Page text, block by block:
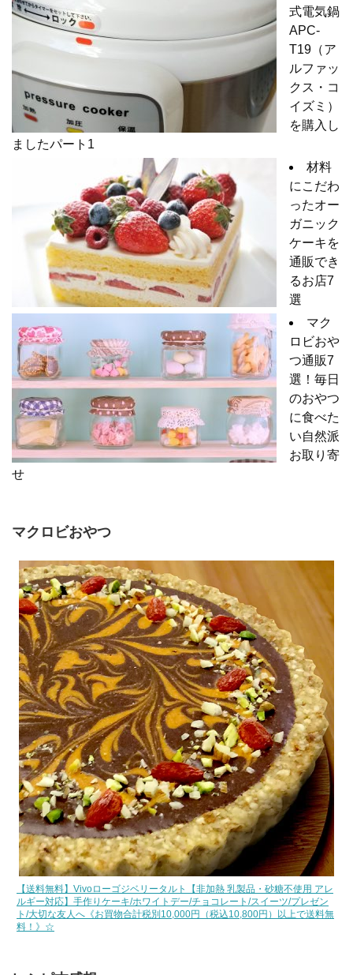
式電気鍋
APC-
T19（ア
ルファッ
クス・コ
イズミ）
を購入し
ましたパート1
材料
にこだわ
ったオー
ガニック
ケーキを
通販でき
るお店7
選
マク
ロビおや
つ通販7
選！毎日
のおやつ
に食べた
い自然派
お取り寄
せ
マクロビおやつ
【送料無料】Vivoローゴジベリータルト【非加熱 乳製品・砂糖不使用 アレ
ルギー対応】手作りケーキ/ホワイトデー/チョコレート/スイーツ/プレゼン
ト/大切な友人へ《お買物合計税別10,000円（税込10,800円）以上で送料無
料！》☆